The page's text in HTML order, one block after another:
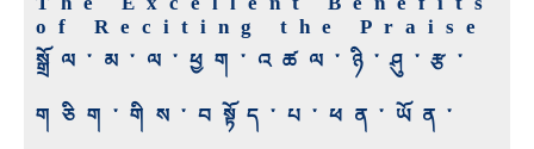
of Reciting the Praise
སྒྲོལ་མ་ལ་ཕྱག་འཚལ་ཉི་ཤུ་རྩ་
གཅིག་གིས་བསྟོད་པ་ཕན་ཡོན་